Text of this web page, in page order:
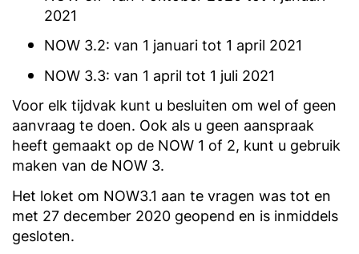
2021
NOW 3.2: van 1 januari tot 1 april 2021
NOW 3.3: van 1 april tot 1 juli 2021
Voor elk tijdvak kunt u besluiten om wel of geen
aanvraag te doen. Ook als u geen aanspraak
heeft gemaakt op de NOW 1 of 2, kunt u gebruik
maken van de NOW 3.
Het loket om NOW3.1 aan te vragen was tot en
met 27 december 2020 geopend en is inmiddels
gesloten.